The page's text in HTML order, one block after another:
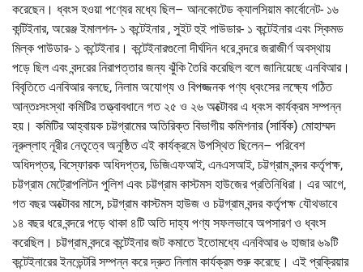
করেছেন। ধ্বংস হওয়া পণ্যের মধ্যে ছিল– আনকোটেড ক্যালসিয়াম কার্বোনেট- ১৬
কন্টিইনার, অরেঞ্জ ইমালশন- ১ কন্টেইনার , সুইট হুই পাউডার- ১ কন্টেইনার এবং স্কিমড
মিল্ক পাউডার- ১ কন্টেইনার। কন্টেইনারগুলো দীর্ঘদিন ধরে বন্দরে জরাজীর্ণ অবস্থায়
পড়ে ছিল এবং বন্দরের নিরাপত্তার জন্য ঝুঁকি তৈরি করেছিল বলে জানিয়েছে এনবিআর।
বিবৃতিতে এনবিআর বলছে, নিলাম অযোগ্য ও বিপজ্জনক পণ্য ধ্বংসের লক্ষ্যে গঠিত
আন্তঃসংস্থা কমিটির তত্ত্বাবধানে গত ২৫ ও ২৬ অক্টোবর এ ধ্বংস কার্যক্রম সম্পন্ন
হয়। কমিটির আহ্বায়ক চট্টগ্রামের অতিরিক্ত বিভাগীয় কমিশনার (সার্বিক) মোহাম্মদ
নূরুল্লাহ নূরীর নেতৃত্বে অনুষ্ঠিত এই কার্যক্রমে উপস্থিত ছিলেন– পরিবেশ
অধিদপ্তর, বিস্ফোরক অধিদপ্তর, ডিজিএফআই, এনএসআই, চট্টগ্রাম বন্দর কর্তৃপক্ষ,
চট্টগ্রাম মেট্রোপলিটন পুলিশ এবং চট্টগ্রাম কাস্টমস হাউজের প্রতিনিধিরা। এর আগে,
গত বছর অক্টোবর মাসে, চট্টগ্রাম কাস্টমস হাউজ ও চট্টগ্রাম বন্দর কর্তৃপক্ষ যৌথভাবে
১৪ বছর ধরে বন্দরে পড়ে থাকা ৪টি অতি দাহ্য পণ্য সফলভাবে অপসারণ ও ধ্বংস
করেছিল। চট্টগ্রাম বন্দরে কন্টেইনার জট কমাতে ইতোমধ্যে এনবিআর ৬ হাজার ৬৯টি
কন্টেইনারের ইনভেন্টরি সম্পন্ন করে দ্রুত নিলাম কার্যক্রম শুরু করেছে। এই প্রক্রিয়ার